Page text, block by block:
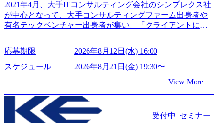
2021年4月、大手ITコンサルティング会社のシンプレクス社
が中心となって、大手コンサルティングファーム出身者や
有名テックベンチャー出身者が集い、「クライアントにと
い」という想いの下で立ち上げた新鋭ファーム テクノロジ
ーがビジネスの成功に大きな影響力を持つDX時代におい
て、20年以上にわたってFintech業界を中心に最先端テクノ
つ、あらゆる業種・業界のクライアントの企業価値の最大
化を支援するために、戦略策定、組織改革、人材育成、業
務改善、実行支援などのコンサルティングサービスを一気
通貫で提供するのが特徴（いわゆる総合コンサルティング
応募期限
2026年8月12日(水) 16:00
スケジュール
2026年8月21日(金) 19:30〜
View More
受付中 セミナー